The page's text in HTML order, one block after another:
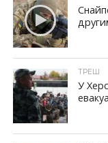
ТРЕШ
У